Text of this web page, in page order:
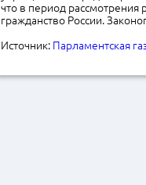
что в период рассмотрения
гражданство России.
Источник: Парламентская